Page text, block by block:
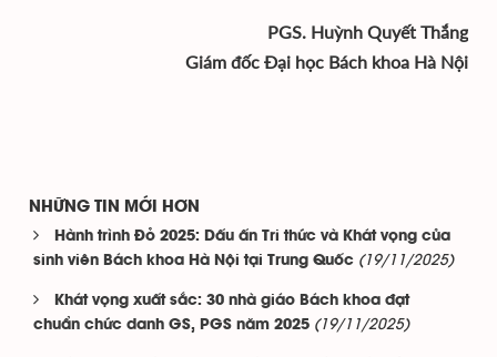
PGS. Huỳnh Quyết Thắng
Giám đốc Đại học Bách khoa Hà Nội
NHỮNG TIN MỚI HƠN
Hành trình Đỏ 2025: Dấu ấn Tri thức và Khát vọng của
sinh viên Bách khoa Hà Nội tại Trung Quốc (19/11/2025)
Khát vọng xuất sắc: 30 nhà giáo Bách khoa đạt
chuẩn chức danh GS, PGS năm 2025 (19/11/2025)